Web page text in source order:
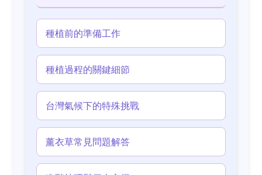
種植前的準備工作
種植過程的關鍵細節
台灣氣候下的特殊挑戰
薰衣草常見問題解答